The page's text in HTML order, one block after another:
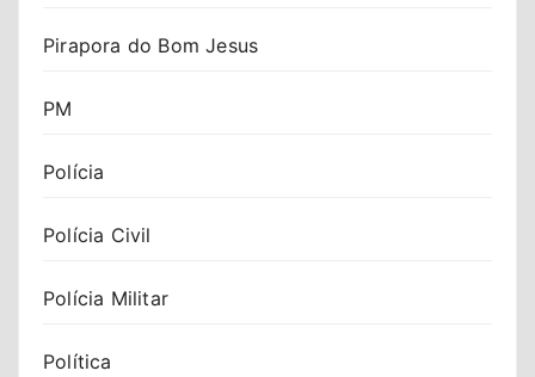
Pirapora do Bom Jesus
PM
Polícia
Polícia Civil
Polícia Militar
Política